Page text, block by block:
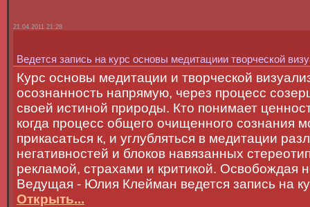
21.04.2011 21:28
Ведется запись на курс основы медитациии творческой
Курс основы медитации и творческой
осознанность напрямую, через процесс
своей истиной природы. Кто понимает
когда процесс общего очищенного сознания
прикасаться к, и углубляться в медитации
негативностей и блоков навязанных
рекламой, страхами и критикой. Освобождая
Ведущая - Юлия Клейман ведется запись на
Открыть...